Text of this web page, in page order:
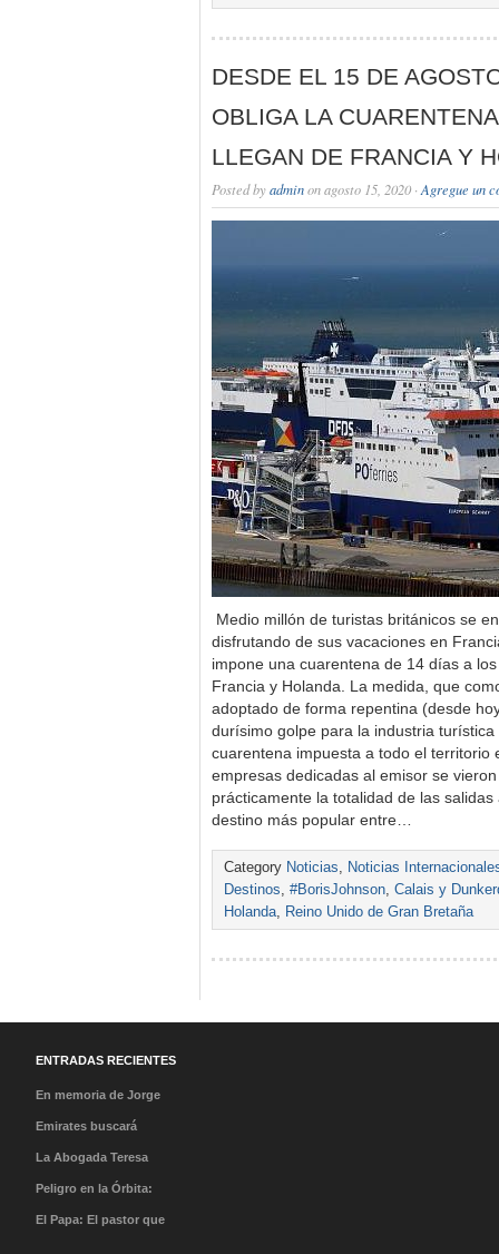
DESDE EL 15 DE
OBLIGA LA
LLEGAN DE FRANCIA Y
Posted byadminon agosto 15, 2020 · Agregue un
Medio millón de turistas británicos se
disfrutando de sus vacaciones en
impone una cuarentena de 14 días a
Francia y Holanda. La medida, que
adoptado de forma repentina (desde
durísimo golpe para la industria
cuarentena impuesta a todo el territorio
empresas dedicadas al emisor se
prácticamente la totalidad de las
destino más popular entre…
Category Noticias, Noticias
Destinos, #BorisJohnson, Calais y
Holanda, Reino Unido de Gran Bretaña
ENTRADAS RECIENTES
En memoria de Jorge
Messi: Condolencias a
Emirates buscará
tripulantes en México en
La Abogada Teresa
Stella Mera Gómez es la
Peligro en la Órbita:
¿Qué es la «Basura
El Papa: El pastor que